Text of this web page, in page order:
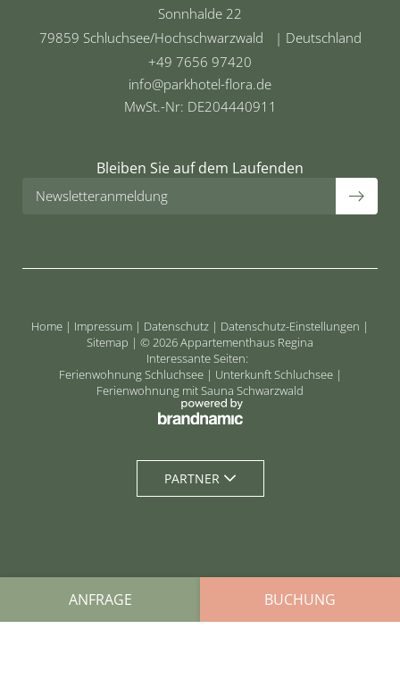
ANFRAGE BUCHUNG
Sonnhalde 22
79859 Schluchsee/Hochschwarzwald | Deutschland
+49 7656 97420
info@parkhotel-flora.de
MwSt.-Nr: DE204440911
Bleiben Sie auf dem Laufenden
Newsletteranmeldung
Home | Impressum | Datenschutz | Datenschutz-Einstellungen |
Sitemap | © 2026 Appartementhaus Regina
Interessante Seiten:
Ferienwohnung Schluchsee | Unterkunft Schluchsee |
Ferienwohnung mit Sauna Schwarzwald
PARTNER